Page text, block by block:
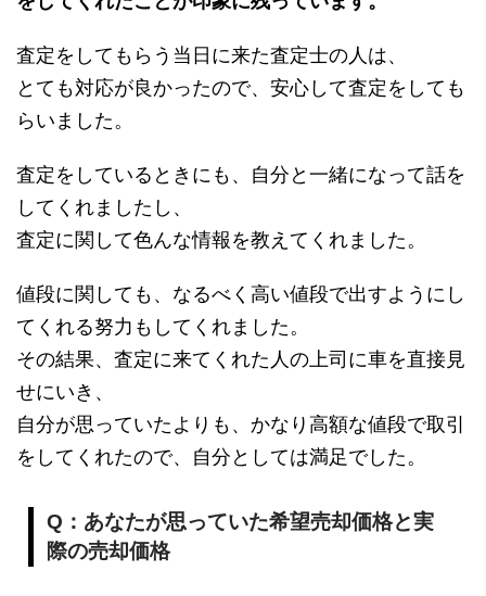
査定をしてもらう当日に来た査定士の人は、
とても対応が良かったので、安心して査定をしても
らいました。
査定をしているときにも、自分と一緒になって話を
してくれましたし、
査定に関して色んな情報を教えてくれました。
値段に関しても、なるべく高い値段で出すようにし
てくれる努力もしてくれました。
その結果、査定に来てくれた人の上司に車を直接見
せにいき、
自分が思っていたよりも、かなり高額な値段で取引
をしてくれたので、自分としては満足でした。
Q：あなたが思っていた希望売却価格と実
際の売却価格